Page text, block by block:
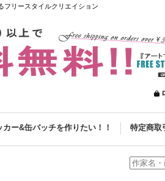
フリースタイルクリエイション
カー&缶バッチを作りたい！！ 特定商取